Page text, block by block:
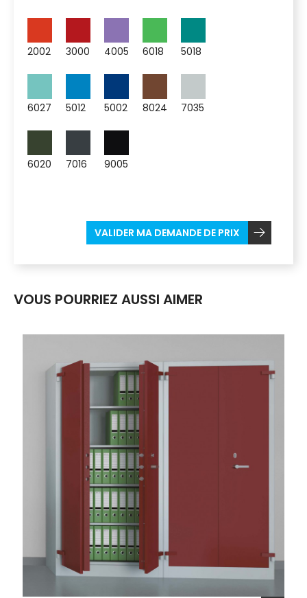
2002 3000 4005 6018 5018
6027 5012 5002 8024 7035
6020 7016 9005
VALIDER MA DEMANDE DE PRIX
VOUS POURRIEZ AUSSI AIMER